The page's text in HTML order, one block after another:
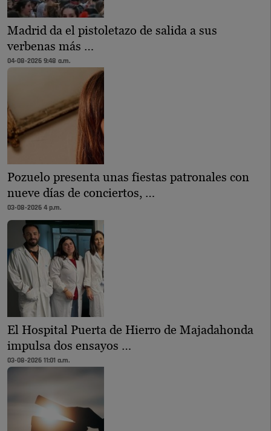
Madrid da el pistoletazo de salida a sus
verbenas más …
04-08-2026 9:48 a.m.
Pozuelo presenta unas fiestas patronales con
nueve días de conciertos, …
03-08-2026 4 p.m.
El Hospital Puerta de Hierro de Majadahonda
impulsa dos ensayos …
03-08-2026 11:01 a.m.